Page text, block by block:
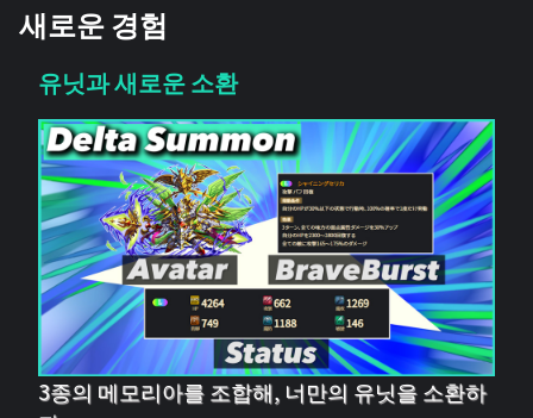
새로운 경험
유닛과 새로운 소환
3종의 메모리아를 조합해, 너만의 유닛을 소환하